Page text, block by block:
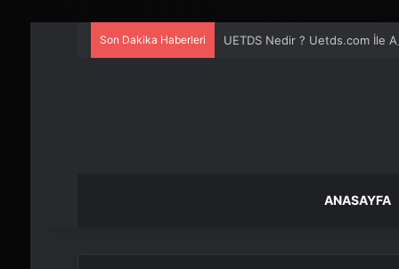
Son Dakika Haberleri UETDS Nedir ? Uetds.com İle
ANASAYFA